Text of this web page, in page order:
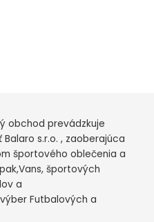
obchod prevádzkuje
Balaro s.r.o. , zaoberajúca
športového oblečenia a
športových
a
Futbalových a